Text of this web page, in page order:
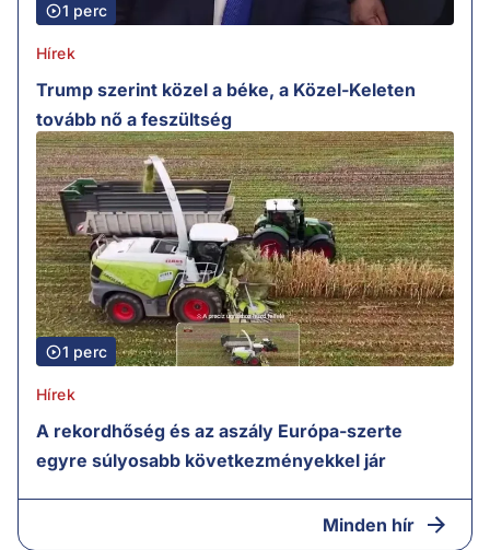
1 perc
Hírek
Trump szerint közel a béke, a Közel-Keleten
tovább nő a feszültség
1 perc
Hírek
A rekordhőség és az aszály Európa-szerte
egyre súlyosabb következményekkel jár
Minden hír